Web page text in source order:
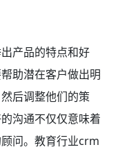
产品的特点和好
助潜在客户做出明
后调整他们的策
沟通不仅仅意味着
问。教育行业crm